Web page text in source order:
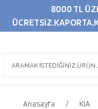
8000 TL
Anasayfa KİA